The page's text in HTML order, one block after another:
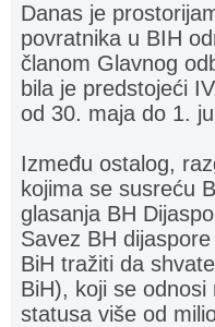
Danas je
povratnika u BIH
članom Glavnog
bila je predstojeći
od 30. maja do 1.
Između ostalog,
kojima se susreću
glasanja BH
Savez BH
BiH tražiti da
BiH), koji se
statusa više od